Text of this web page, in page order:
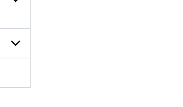
Undersidor
för
och
för